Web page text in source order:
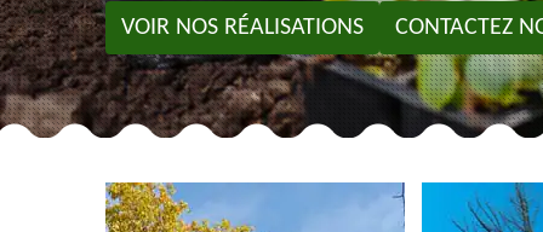
VOIR NOS RÉALISATIONS CONTACTEZ